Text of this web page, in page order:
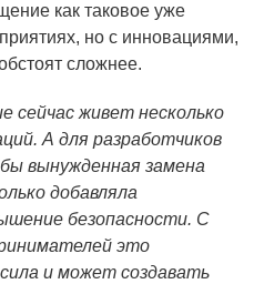
как таковое уже
но с инновациями,
сложнее.
сейчас живет несколько
А для разработчиков
вынужденная замена
добавляла
безопасности. С
это
и может создавать